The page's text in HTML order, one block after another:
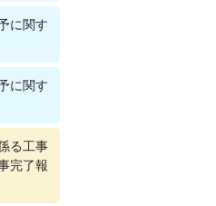
に関す
に関す
る工事
完了報